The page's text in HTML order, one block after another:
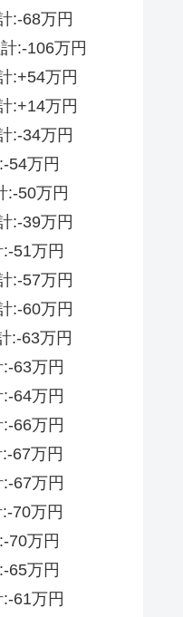
:-68万円
:-106万円
:+54万円
:+14万円
:-34万円
54万円
50万円
:-39万円
51万円
:-57万円
:-60万円
:-63万円
63万円
64万円
66万円
67万円
67万円
70万円
70万円
65万円
61万円